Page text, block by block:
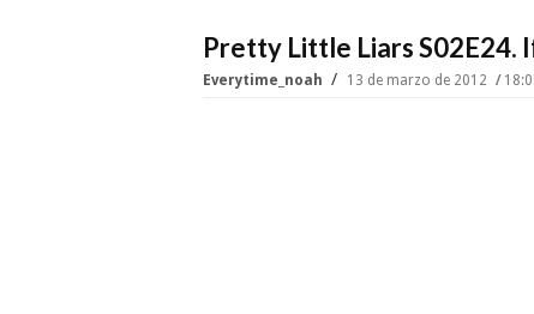
Pretty Little Liars S02E24.
Everytime_noah 13 de marzo de 2012